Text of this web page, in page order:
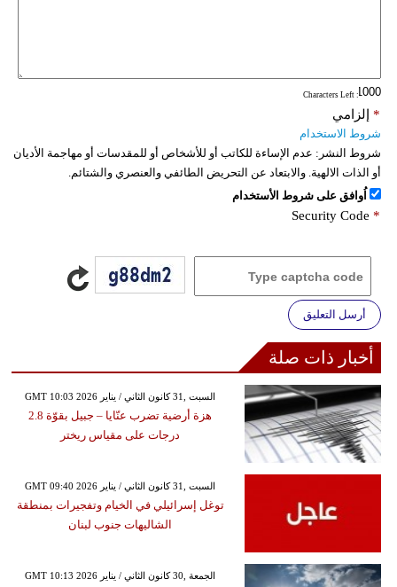
: Characters Left
إلزامي *
شروط الاستخدام
شروط النشر: عدم الإساءة للكاتب أو للأشخاص أو للمقدسات أو مهاجمة الأديان
أو الذات الالهية. والابتعاد عن التحريض الطائفي والعنصري والشتائم.
اُوافق على شروط الأستخدام
Security Code *
أرسل التعليق
أخبار ذات صلة
GMT 10:03 2026 السبت ,31 كانون الثاني / يناير
هزة أرضية تضرب عنّايا – جبيل بقوّة 2.8
درجات على مقياس ريختر
GMT 09:40 2026 السبت ,31 كانون الثاني / يناير
توغل إسرائيلي في الخيام وتفجيرات بمنطقة
الشاليهات جنوب لبنان
GMT 10:13 2026 الجمعة ,30 كانون الثاني / يناير